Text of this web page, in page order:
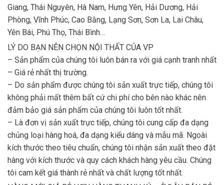
Giang, Thái Nguyên, Hà Nam, Hưng Yên, Hải Dương, Hải
Phòng, Vĩnh Phúc, Cao Bằng, Lạng Sơn, Sơn La, Lai Châu,
Yên Bái, Phú Thọ, Thái Bình…
LÝ DO BẠN NÊN CHỌN NỘI THẤT CỦA VP
– Sản phẩm của chúng tôi luôn bán ra với giá cạnh tranh nhất
– Giá rẻ nhất thị trường.
– Do sản phẩm được chúng tôi sản xuất trực tiếp, chúng tôi
không phải mất thêm bất cứ chi phí cho bên nào khác nên
đảm bảo giá sản phẩm của chúng tôi luôn tốt nhất.
– Là đơn vị sản xuất trực tiếp, chúng tôi cung cấp đa dạng
chủng loại hàng hoá, đa dạng kiểu dáng và mẫu mã. Ngoài
kích thước theo tiêu chuẩn, chúng tôi nhận sản xuất theo đặt
hàng với kích thước và quy cách khách hàng yêu cầu. Chúng
tôi cam kết giá thành rẻ nhất và chất lượng tốt nhất.